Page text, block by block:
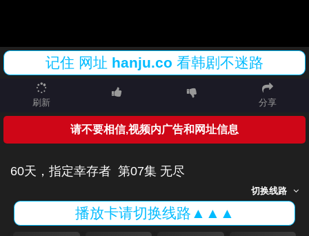
记住 网址 hanju.co 看韩剧不迷路
刷新 分享
请不要相信,视频内广告和网址信息
60天，指定幸存者 第07集 无尽
切换线路
播放卡请切换线路▲▲▲